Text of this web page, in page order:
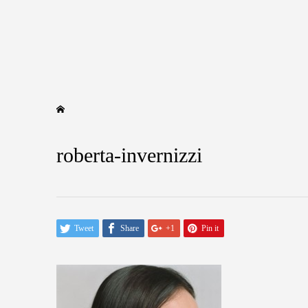
roberta-invernizzi
Tweet Share +1 Pin it